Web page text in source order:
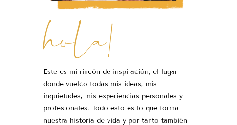
hola!
Este es mi rincón de inspiración, el lugar
donde vuelco todas mis ideas, mis
inquietudes, mis experiencias personales y
profesionales. Todo esto es lo que forma
nuestra historia de vida y por tanto también